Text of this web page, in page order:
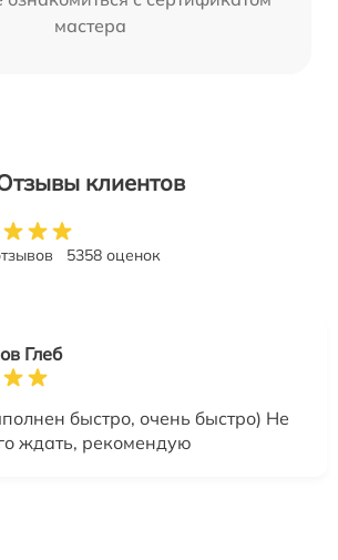
мастера
клиентов
5358 оценок
Глеб
быстро, очень быстро) Не
ждать, рекомендую